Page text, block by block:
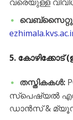
5. കോഴിക്കോട്
തസ്തികകൾ:
സ്പെഷ്യൽ
ഡാൻസ് &